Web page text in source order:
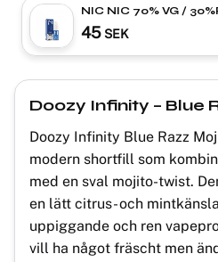
NIC NIC 70% VG /
45 SEK
Doozy Infinity – Blue
Doozy Infinity Blue Razz
modern shortfill som
med en sval mojito-twist.
en lätt citrus- och
uppiggande och ren
vill ha något fräscht men